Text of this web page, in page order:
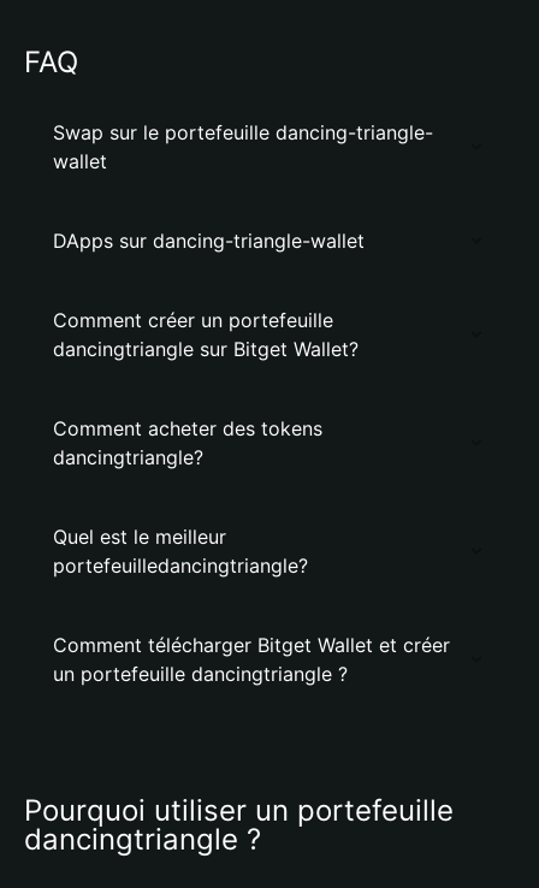
FAQ
Swap sur le portefeuille dancing-triangle-
wallet
DApps sur dancing-triangle-wallet
Comment créer un portefeuille
dancingtriangle sur Bitget Wallet?
Comment acheter des tokens
dancingtriangle?
Quel est le meilleur
portefeuilledancingtriangle?
Comment télécharger Bitget Wallet et créer
un portefeuille dancingtriangle ?
Pourquoi utiliser un portefeuille
dancingtriangle ?